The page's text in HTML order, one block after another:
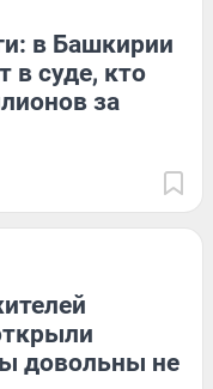
в Башкирии
в суде, кто
за
довольны не